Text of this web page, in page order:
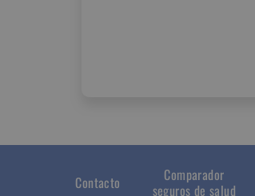
Contacto
Comparador
seguros de salud